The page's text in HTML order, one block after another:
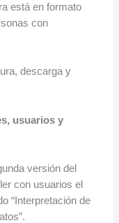
está en formato
con
descarga y
usuarios y
versión del
con usuarios el
“Interpretación de